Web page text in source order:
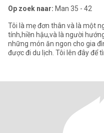
Op zoek naar: Man 35 - 42
Tôi là mẹ đơn thân và là một
tính,hiền hậu,và là người hướng ngoại Sở thích
những món ăn ngon cho gia
được đi du lịch. Tôi lên đây để